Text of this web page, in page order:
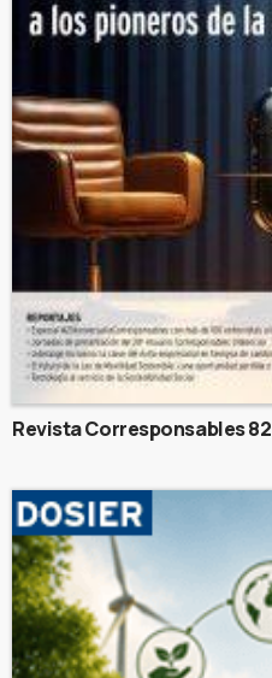
Revista Corresponsables 82